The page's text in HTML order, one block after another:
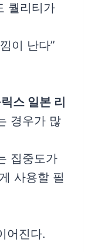
퀄리티가
이 난다”
스 일본 리
경우가 많
집중도가
사용할 필
어진다.